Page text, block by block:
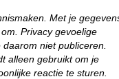
Met je
Privacy gevoelige
niet publiceren.
alleen gebruikt om je
reactie te sturen.